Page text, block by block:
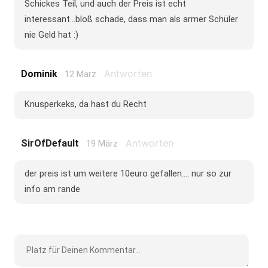
Schickes Teil, und auch der Preis ist echt
interessant...bloß schade, dass man als armer Schüler
nie Geld hat :)
Dominik 12 März Antworten
Knusperkeks, da hast du Recht
SirOfDefault 19 März Antworten
der preis ist um weitere 10euro gefallen.... nur so zur
info am rande